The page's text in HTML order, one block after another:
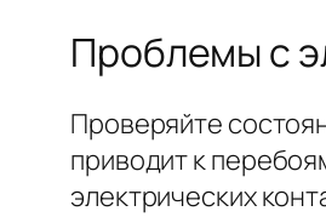
Проблемы с
Проверяйте
приводит к
электрических